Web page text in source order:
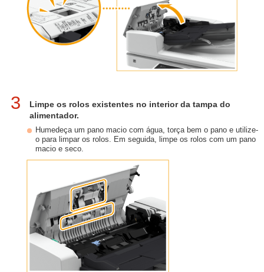
3
Limpe os rolos existentes no interior da tampa do
alimentador.
Humedeça um pano macio com água, torça bem o pano e utilize-
o para limpar os rolos. Em seguida, limpe os rolos com um pano
macio e seco.